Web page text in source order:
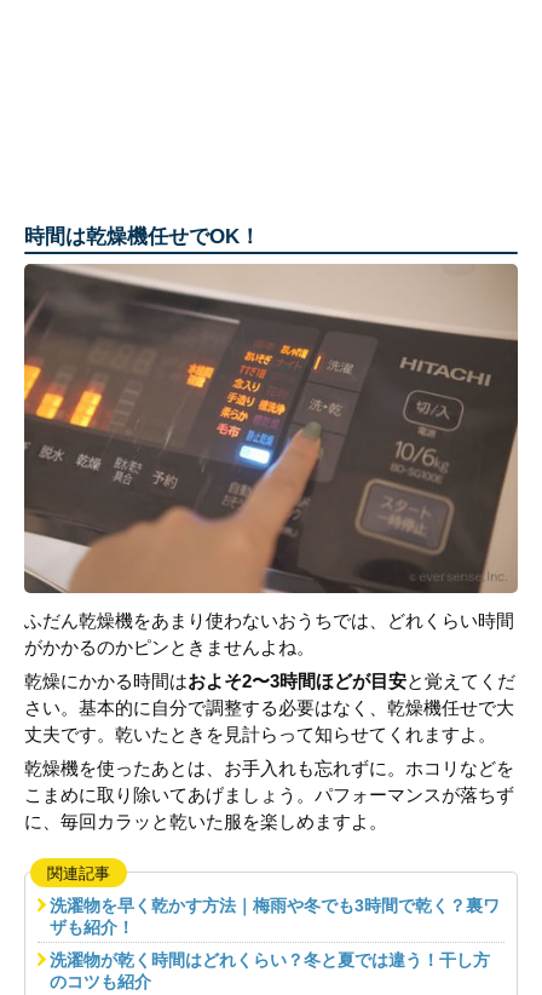
時間は乾燥機任せでOK！
ふだん乾燥機をあまり使わないおうちでは、どれくらい時間
がかかるのかピンときませんよね。
乾燥にかかる時間はおよそ2〜3時間ほどが目安と覚えてくだ
さい。基本的に自分で調整する必要はなく、乾燥機任せで大
丈夫です。乾いたときを見計らって知らせてくれますよ。
乾燥機を使ったあとは、お手入れも忘れずに。ホコリなどを
こまめに取り除いてあげましょう。パフォーマンスが落ちず
に、毎回カラッと乾いた服を楽しめますよ。
関連記事
洗濯物を早く乾かす方法｜梅雨や冬でも3時間で乾く？裏ワ
ザも紹介！
洗濯物が乾く時間はどれくらい？冬と夏では違う！干し方
のコツも紹介